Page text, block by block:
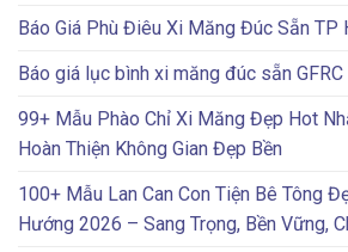
Báo Giá Phù Điêu Xi Măng Đúc Sẵn TP
Báo giá lục bình xi măng đúc sẵn GFRC
99+ Mẫu Phào Chỉ Xi Măng Đẹp Hot
Hoàn Thiện Không Gian Đẹp Bền
100+ Mẫu Lan Can Con Tiện Bê Tông
Hướng 2026 – Sang Trọng, Bền Vững,